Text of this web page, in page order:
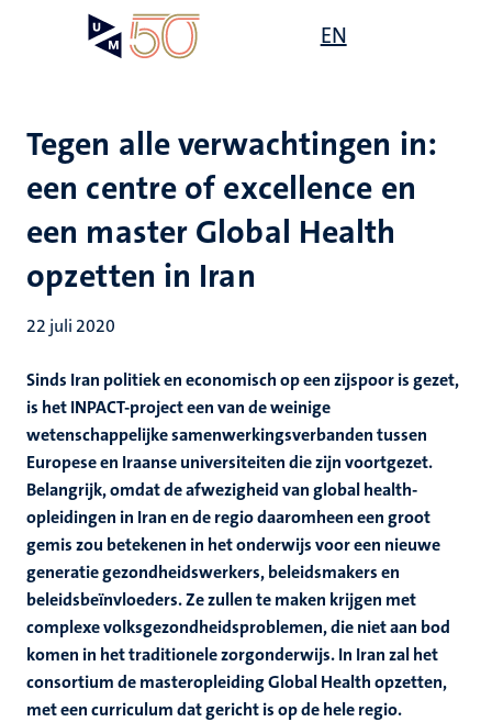
gaan
EN
Tegen alle verwachtingen in:
een centre of excellence en
een master Global Health
opzetten in Iran
22 juli 2020
Sinds Iran politiek en economisch op een zijspoor is gezet,
is het INPACT-project een van de weinige
wetenschappelijke samenwerkingsverbanden tussen
Europese en Iraanse universiteiten die zijn voortgezet.
Belangrijk, omdat de afwezigheid van global health-
opleidingen in Iran en de regio daaromheen een groot
gemis zou betekenen in het onderwijs voor een nieuwe
generatie gezondheidswerkers, beleidsmakers en
beleidsbeïnvloeders. Ze zullen te maken krijgen met
complexe volksgezondheidsproblemen, die niet aan bod
komen in het traditionele zorgonderwijs. In Iran zal het
consortium de masteropleiding Global Health opzetten,
met een curriculum dat gericht is op de hele regio.